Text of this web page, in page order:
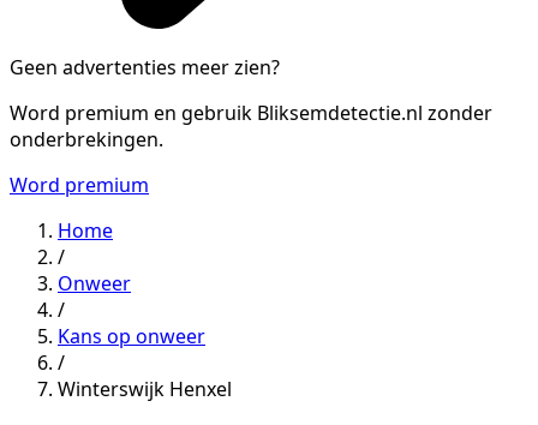
Geen advertenties meer zien?
Word premium en gebruik Bliksemdetectie.nl zonder
onderbrekingen.
Word premium
Home
/
Onweer
/
Kans op onweer
/
Winterswijk Henxel